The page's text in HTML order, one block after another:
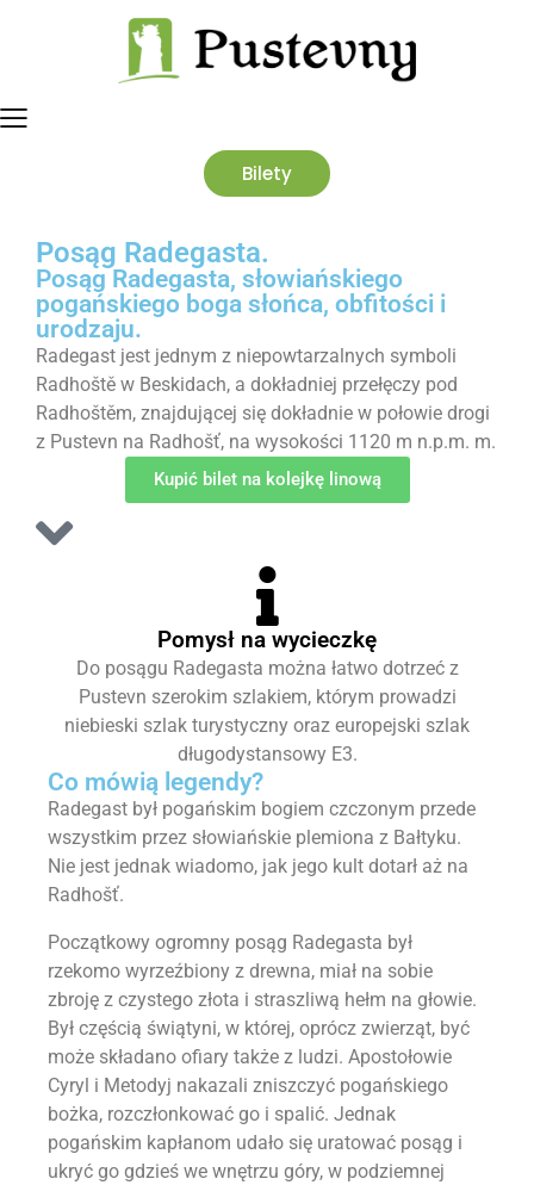
Bilety
Posąg Radegasta.
Posąg Radegasta, słowiańskiego
pogańskiego boga słońca, obfitości i
urodzaju.
Radegast jest jednym z niepowtarzalnych symboli
Radhoště w Beskidach, a dokładniej przełęczy pod
Radhoštěm, znajdującej się dokładnie w połowie drogi
z Pustevn na Radhošť, na wysokości 1120 m n.p.m. m.
Kupić bilet na kolejkę linową
Pomysł na wycieczkę
Do posągu Radegasta można łatwo dotrzeć z
Pustevn szerokim szlakiem, którym prowadzi
niebieski szlak turystyczny oraz europejski szlak
długodystansowy E3.
Co mówią legendy?
Radegast był pogańskim bogiem czczonym przede
wszystkim przez słowiańskie plemiona z Bałtyku.
Nie jest jednak wiadomo, jak jego kult dotarł aż na
Radhošť.
Początkowy ogromny posąg Radegasta był
rzekomo wyrzeźbiony z drewna, miał na sobie
zbroję z czystego złota i straszliwą hełm na głowie.
Był częścią świątyni, w której, oprócz zwierząt, być
może składano ofiary także z ludzi. Apostołowie
Cyryl i Metodyj nakazali zniszczyć pogańskiego
bożka, rozczłonkować go i spalić. Jednak
pogańskim kapłanom udało się uratować posąg i
ukryć go gdzieś we wnętrzu góry, w podziemnej